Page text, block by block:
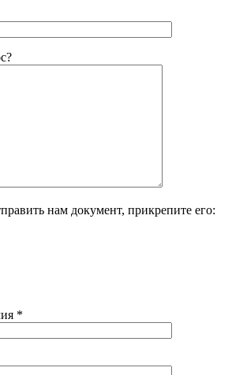
нам документ, прикрепите его:
*